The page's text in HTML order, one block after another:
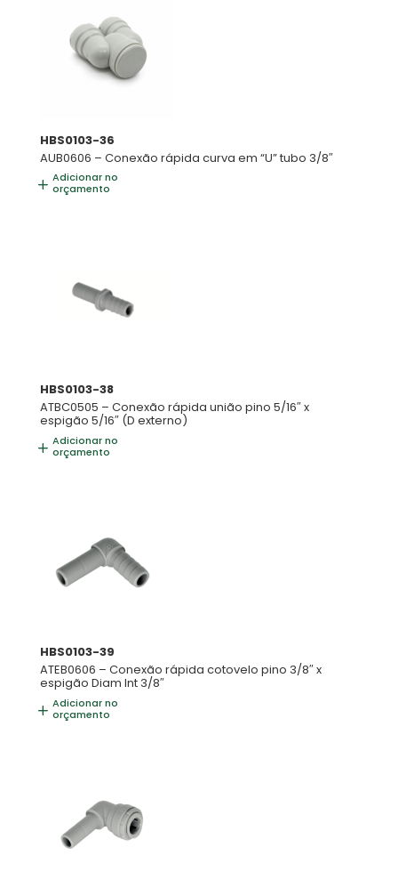
HBS0103-36
AUB0606 – Conexão rápida curva em “U” tubo 3/8″
Adicionar no
orçamento
HBS0103-38
ATBC0505 – Conexão rápida união pino 5/16″ x
espigão 5/16″ (D externo)
Adicionar no
orçamento
HBS0103-39
ATEB0606 – Conexão rápida cotovelo pino 3/8″ x
espigão Diam Int 3/8″
Adicionar no
orçamento